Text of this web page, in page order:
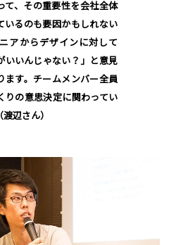
て、その重要性を会社全体
いるのも要因かもしれない
アからデザインに対して
いいんじゃない？」と意見
ます。チームメンバー全員
りの意思決定に関わってい
辺さん）